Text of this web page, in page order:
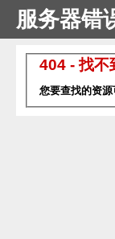
服务器错
404 - 找不
您要查找的资源